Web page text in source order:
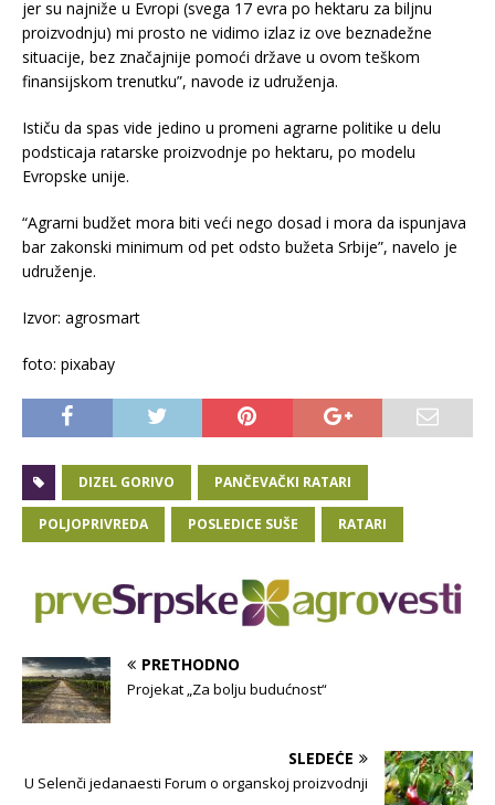
jer su najniže u Evropi (svega 17 evra po hektaru za biljnu
proizvodnju) mi prosto ne vidimo izlaz iz ove beznadežne
situacije, bez značajnije pomoći države u ovom teškom
finansijskom trenutku”, navode iz udruženja.
Ističu da spas vide jedino u promeni agrarne politike u delu
podsticaja ratarske proizvodnje po hektaru, po modelu
Evropske unije.
“Agrarni budžet mora biti veći nego dosad i mora da ispunjava
bar zakonski minimum od pet odsto bužeta Srbije”, navelo je
udruženje.
Izvor: agrosmart
foto: pixabay
DIZEL GORIVO PANČEVAČKI RATARI
POLJOPRIVREDA POSLEDICE SUŠE RATARI
PRETHODNO
Projekat „Za bolju budućnost“
SLEDEĆE
U Selenči jedanaesti Forum o organskoj proizvodnji